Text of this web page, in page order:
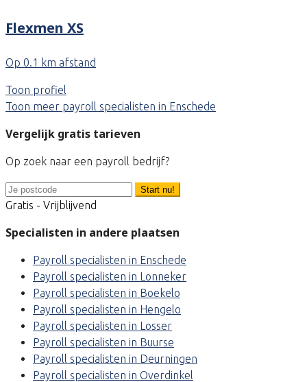
Flexmen XS
Op 0.1 km afstand
Toon profiel
Toon meer payroll specialisten in Enschede
Vergelijk gratis tarieven
Op zoek naar een payroll bedrijf?
Start nu!
Gratis - Vrijblijvend
Specialisten in andere plaatsen
Payroll specialisten in Enschede
Payroll specialisten in Lonneker
Payroll specialisten in Boekelo
Payroll specialisten in Hengelo
Payroll specialisten in Losser
Payroll specialisten in Buurse
Payroll specialisten in Deurningen
Payroll specialisten in Overdinkel